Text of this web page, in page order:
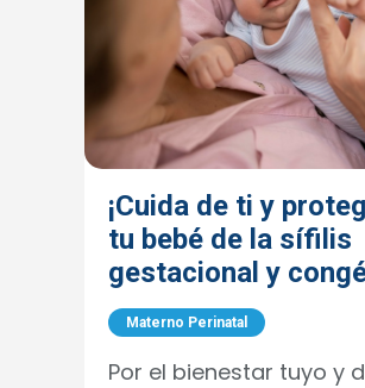
¡Cuida de ti y
tu bebé de la sífilis
gestacional y
Materno Perinatal
Por el bienestar tuyo y